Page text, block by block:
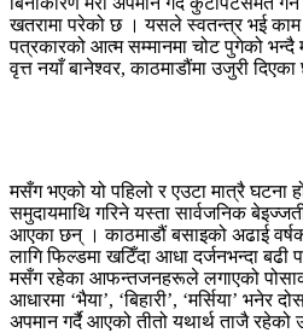
खतरामा परेको छ । यसले स्वतन्त्र भई काम
पत्रकारको आत्म सम्मानमा चोट पुगेको भन्दै
वृत्त नयाँ बानेश्वर, काठमाडौंमा उजुरी
मसँग भएको यो पहिलो र एउटा मात्रै घटना
समुदायमाथि गरिने यस्ता सार्वजनिक
आएका छन् । काठमाडौं बसाइको अढाई
लागि फिल्डमा खटिँदा आधा दर्जनभन्दा
मसँग रहेका आफन्तजनहरूले लगाएको
आधारमा ‘भैया’, ‘बिहारी’, ‘मर्सिया’ भनेर
अपमान गर्दै आएको तीतो यथार्थ ताजै